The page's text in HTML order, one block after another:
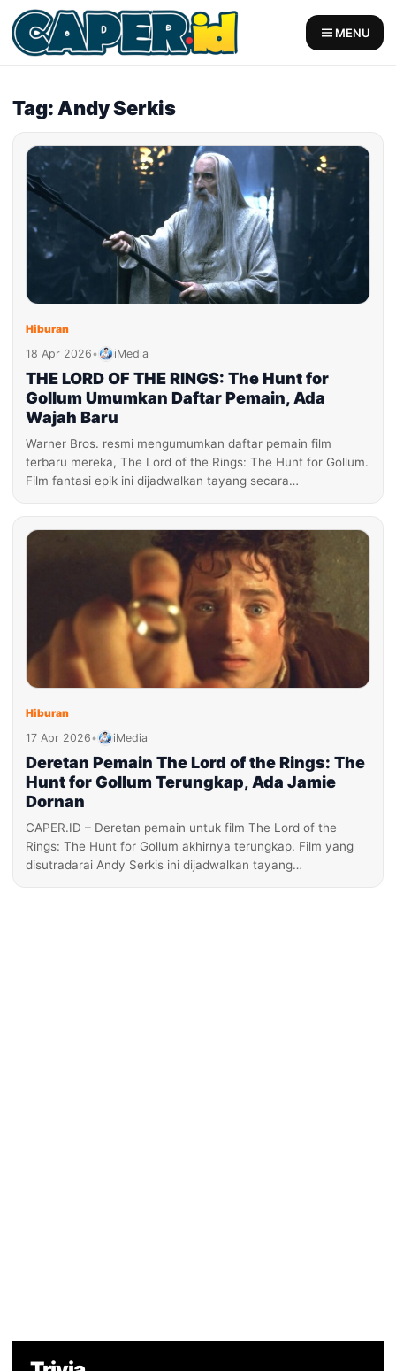
Skip
to
content
MENU
Tag: Andy Serkis
Hiburan
18 Apr 2026• iMedia
THE LORD OF THE RINGS: The Hunt for
Gollum Umumkan Daftar Pemain, Ada
Wajah Baru
Warner Bros. resmi mengumumkan daftar pemain film
terbaru mereka, The Lord of the Rings: The Hunt for Gollum.
Film fantasi epik ini dijadwalkan tayang secara…
Hiburan
17 Apr 2026• iMedia
Deretan Pemain The Lord of the Rings: The
Hunt for Gollum Terungkap, Ada Jamie
Dornan
CAPER.ID – Deretan pemain untuk film The Lord of the
Rings: The Hunt for Gollum akhirnya terungkap. Film yang
disutradarai Andy Serkis ini dijadwalkan tayang…